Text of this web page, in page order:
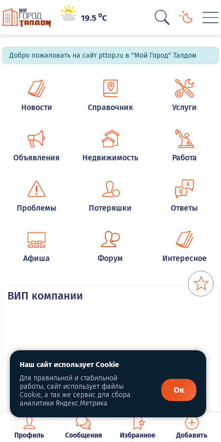
19.5oC
Добро пожаловать на сайт pttop.ru в "Мой Город" Талдом
Новости Справочник Услуги
Объявления Недвижимость Работа
Проблемы Потеряшки Ответы
Афиша Форум Интересное
ВИП компании
Профиль Сообщения Избранное Добавить
Наш сайт использует Cookie
Для правильной и стабильной
работы, сайт использует файлы
Cookie, а так же сервис для сбора
аналитики Яндекс.Метрика
Ок